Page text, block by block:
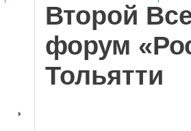
Второй
форум
Тольятти